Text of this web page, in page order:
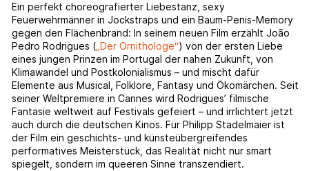
Ein perfekt choreografierter Liebestanz, sexy
Feuerwehrmänner in Jockstraps und ein Baum-Penis-Memory
gegen den Flächenbrand: In seinem neuen Film erzählt João
Pedro Rodrigues ( „Der Ornithologe“) von der ersten Liebe
eines jungen Prinzen im Portugal der nahen Zukunft, von
Klimawandel und Postkolonialismus – und mischt dafür
Elemente aus Musical, Folklore, Fantasy und Ökomärchen. Seit
seiner Weltpremiere in Cannes wird Rodrigues’ filmische
Fantasie weltweit auf Festivals gefeiert – und irrlichtert jetzt
auch durch die deutschen Kinos. Für Philipp Stadelmaier ist
der Film ein geschichts- und künsteübergreifendes
performatives Meisterstück, das Realität nicht nur smart
spiegelt, sondern im queeren Sinne transzendiert.